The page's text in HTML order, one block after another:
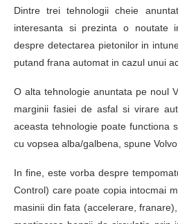
Dintre trei tehnologii cheie
interesanta si prezinta o noutate
despre detectarea pietonilor in
putand frana automat in cazul unui
O alta tehnologie anuntata pe noul
marginii fasiei de asfal si virare
aceasta tehnologie poate functiona
cu vopsea alba/galbena, spune
In fine, este vorba despre
Control) care poate copia intocmai
masinii din fata (accelerare,